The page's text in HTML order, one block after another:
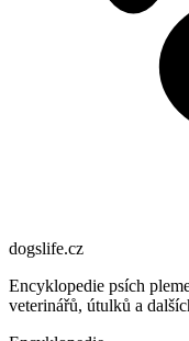
dogslife.cz
Encyklopedie psích
veterinářů, útulků a